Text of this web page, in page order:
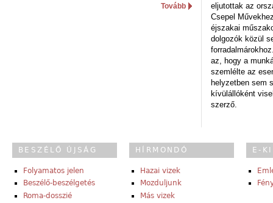
Tovább
eljutottak az
Csepel
éjszakai
dolgozók közül
az, hogy a
szemlélte az
helyzetben sem
kívülállóként
szerző.
BESZÉLŐ ÚJSÁG
Folyamatos jelen
Beszélő-beszélgetés
Roma-dosszié
HÍRMONDÓ
Hazai vizek
Mozduljunk
Más vizek
E-